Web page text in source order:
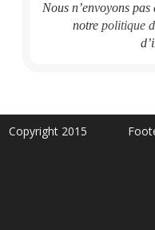
Nous n’envoyons
notre politique
Copyright 2015